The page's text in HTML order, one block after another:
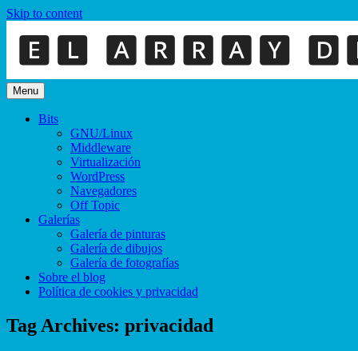
Skip to content
Menu
Bits
GNU/Linux
Middleware
Virtualización
WordPress
Navegadores
Off Topic
Galerías
Galería de pinturas
Galería de dibujos
Galería de fotografías
Sobre el blog
Política de cookies y privacidad
Tag Archives: privacidad